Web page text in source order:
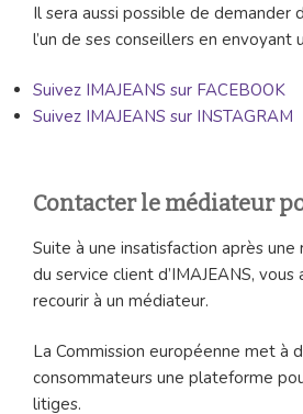
Il sera aussi possible de demander
l’un de ses conseillers en envoyant
Suivez IMAJEANS sur FACEBOOK
Suivez IMAJEANS sur INSTAGRAM
Contacter le médiateur
Suite à une insatisfaction après
du service client d’IMAJEANS,
recourir à un médiateur.
La Commission européenne met à
consommateurs une plateforme
litiges.